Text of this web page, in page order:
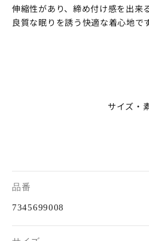
伸縮性があり、締め付け感を出来
良質な眠りを誘う快適な着心地です
サイズ・
品番
7345699008